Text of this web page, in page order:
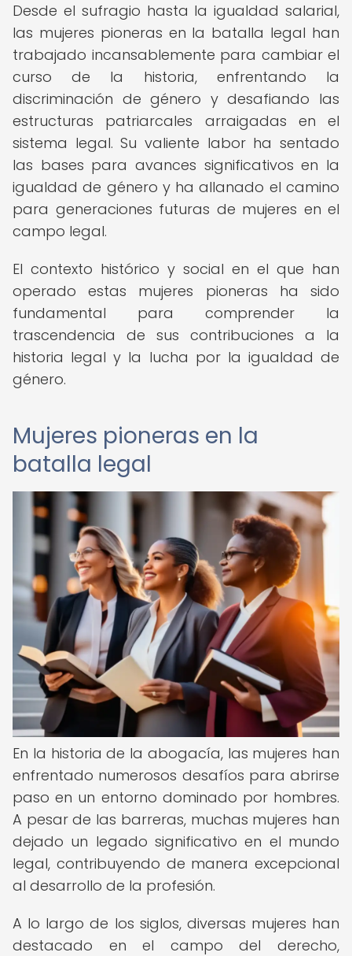
Desde el sufragio hasta la igualdad salarial,
las mujeres pioneras en la batalla legal han
trabajado incansablemente para cambiar el
curso de la historia, enfrentando la
discriminación de género y desafiando las
estructuras patriarcales arraigadas en el
sistema legal. Su valiente labor ha sentado
las bases para avances significativos en la
igualdad de género y ha allanado el camino
para generaciones futuras de mujeres en el
campo legal.
El contexto histórico y social en el que han
operado estas mujeres pioneras ha sido
fundamental para comprender la
trascendencia de sus contribuciones a la
historia legal y la lucha por la igualdad de
género.
Mujeres pioneras en la
batalla legal
En la historia de la abogacía, las mujeres han
enfrentado numerosos desafíos para abrirse
paso en un entorno dominado por hombres.
A pesar de las barreras, muchas mujeres han
dejado un legado significativo en el mundo
legal, contribuyendo de manera excepcional
al desarrollo de la profesión.
A lo largo de los siglos, diversas mujeres han
destacado en el campo del derecho,